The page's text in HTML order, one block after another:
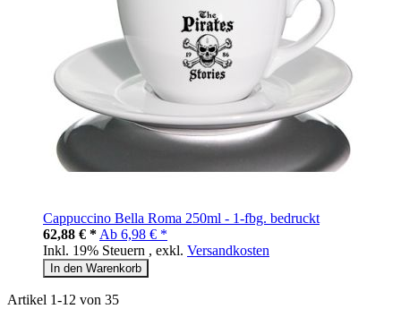
Cappuccino Bella Roma 250ml - 1-fbg. bedruckt
62,88 € * Ab 6,98 € *
Inkl. 19% Steuern , exkl. Versandkosten
In den Warenkorb
Artikel 1-12 von 35